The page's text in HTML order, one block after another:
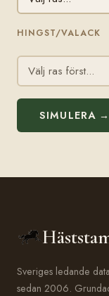
HINGST/VALACK
SIMULERA →
Sveriges ledande
sedan 2006.